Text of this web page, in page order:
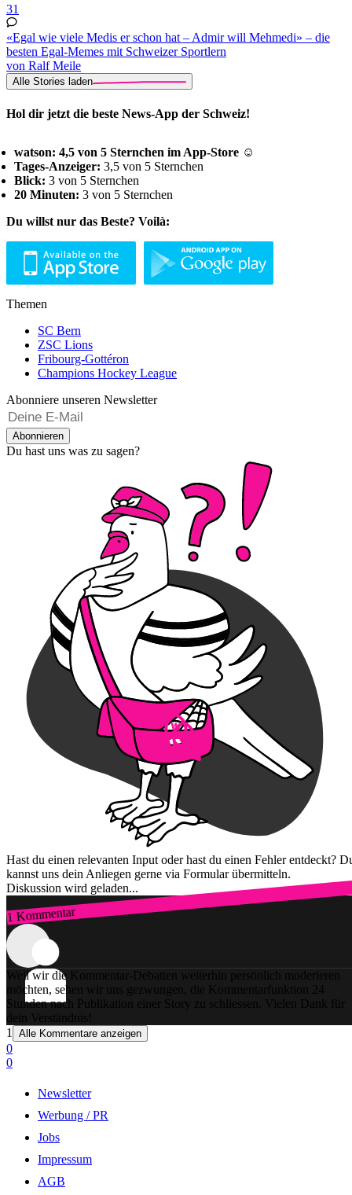
31
«Egal wie viele Medis er schon hat – Admir will Mehmedi» – die
besten Egal-Memes mit Schweizer Sportlern
von Ralf Meile
Alle Stories laden
Hol dir jetzt die beste News-App der Schweiz!
watson: 4,5 von 5 Sternchen im App-Store ☺
Tages-Anzeiger: 3,5 von 5 Sternchen
Blick: 3 von 5 Sternchen
20 Minuten: 3 von 5 Sternchen
Du willst nur das Beste? Voilà:
Themen
SC Bern
ZSC Lions
Fribourg-Gottéron
Champions Hockey League
Abonniere unseren Newsletter
Abonnieren
Du hast uns was zu sagen?
Hast du einen relevanten Input oder hast du einen Fehler entdeckt?
kannst uns dein Anliegen gerne via Formular übermitteln.
Diskussion wird geladen...
1 Kommentar
Zum Login
Weil wir die Kommentar-Debatten weiterhin persönlich moderieren
möchten, sehen wir uns gezwungen, die Kommentarfunktion 24
Stunden nach Publikation einer Story zu schliessen. Vielen Dank für
dein Verständnis!
1
Alle Kommentare anzeigen
0
0
Newsletter
Werbung / PR
Jobs
Impressum
AGB